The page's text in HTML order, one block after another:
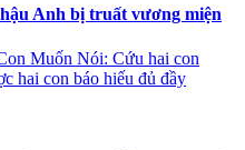
Anh bị truất vương miện
Muốn Nói: Cứu hai con
hai con báo hiếu đủ đầy